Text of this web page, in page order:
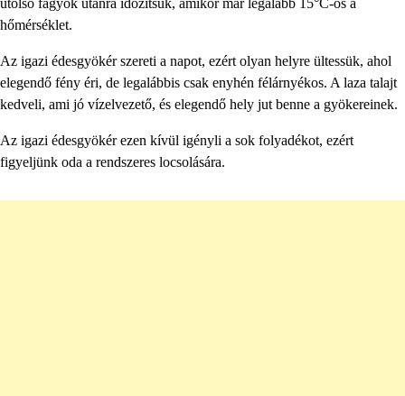
hőmérséklet.
Az igazi édesgyökér szereti a napot, ezért olyan helyre ültessük, ahol
elegendő fény éri, de legalábbis csak enyhén félárnyékos. A laza talajt
kedveli, ami jó vízelvezető, és elegendő hely jut benne a gyökereinek.
Az igazi édesgyökér ezen kívül igényli a sok folyadékot, ezért
figyeljünk oda a rendszeres locsolására.